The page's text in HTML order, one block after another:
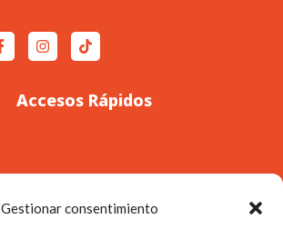
Gestionar consentimiento
Accesos Rápidos